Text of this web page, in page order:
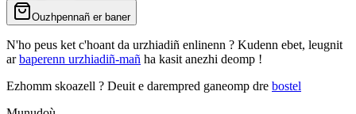
Ouzhpennañ er baner
N'ho peus ket c'hoant da urzhiadiñ enlinenn ? Kudenn ebet, leugnit
arbaperenn urzhiadiñ-mañ ha kasit anezhi deomp !
Ezhomm skoazell ? Deuit e darempred ganeomp dre bostel